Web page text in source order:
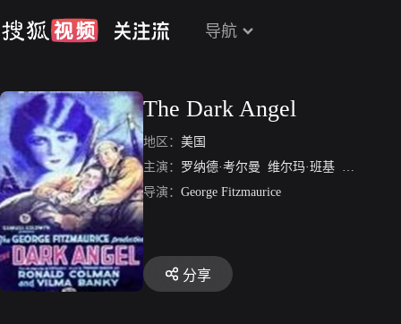
导航
The Dark Angel
地区： 美国
主演： 罗纳德·考尔曼 维尔玛·班基 维恩德汉·
导演： George Fitzmaurice
分享